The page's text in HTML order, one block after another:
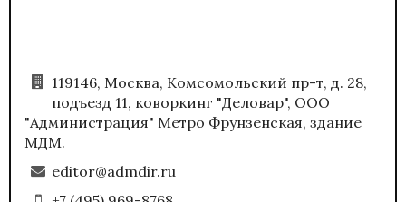
119146, Москва, Комсомольский пр-т, д. 28,
подъезд 11, коворкинг "Деловар", ООО
"Администрация" Метро Фрунзенская, здание
МДМ.
editor@admdir.ru